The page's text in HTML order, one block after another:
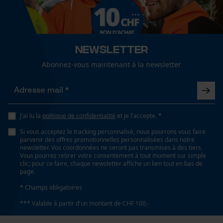
Coupe en biais
Remplacement de chaîne sans outil
Non
Énergie & performance
Indicateur de capacité de la batterie
Non
Newsletter
Abonnez-vous maintenant à la newsletter
J'ai lu la politique de confidentialité et je l'accepte. *
Si vous acceptez le tracking personnalisé, nous pourrons vous faire
parvenir des offres promotionnelles personnalisées dans notre
newsletter. Vos coordonnées ne seront pas transmises à des tiers.
Vous pourrez retirer votre consentement à tout moment sur simple
clic; pour ce faire, chaque newsletter affiche un lien tout en bas de
page.
* Champs obligatoires
*** Valable à partir d'un montant de CHF 100,-
Cookies statistiques
Econda Analytics
Cookies de performance et de
fonctionnalité
Loop54 Personalization
Page d'accueil personnalisée